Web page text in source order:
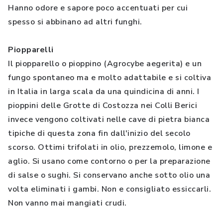
Hanno odore e sapore poco accentuati per cui
spesso si abbinano ad altri funghi.
Piopparelli
Il piopparello o pioppino (Agrocybe aegerita) e un
fungo spontaneo ma e molto adattabile e si coltiva
in Italia in larga scala da una quindicina di anni. I
pioppini delle Grotte di Costozza nei Colli Berici
invece vengono coltivati nelle cave di pietra bianca
tipiche di questa zona fin dall'inizio del secolo
scorso. Ottimi trifolati in olio, prezzemolo, limone e
aglio. Si usano come contorno o per la preparazione
di salse o sughi. Si conservano anche sotto olio una
volta eliminati i gambi. Non e consigliato essiccarli.
Non vanno mai mangiati crudi.